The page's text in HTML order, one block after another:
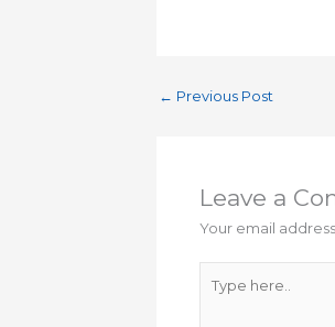
← Previous Post
Leave a
Your email
here..